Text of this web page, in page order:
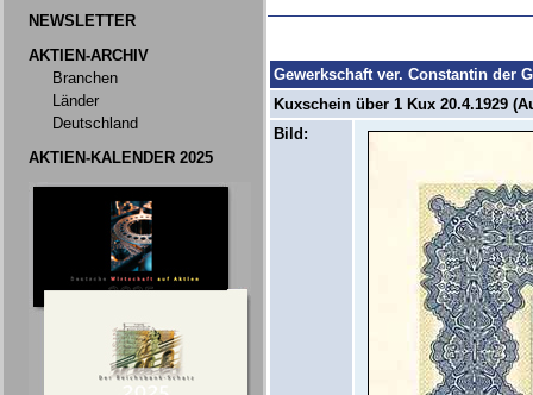
NEWSLETTER
AKTIEN-ARCHIV
Branchen
Länder
Deutschland
AKTIEN-KALENDER 2025
Gewerkschaft ver. Constantin der
Kuxschein über 1 Kux 20.4.1929
Bild: